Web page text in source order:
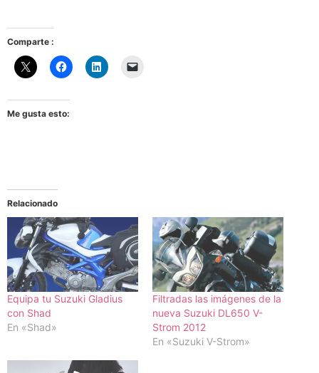
Comparte :
Me gusta esto:
Relacionado
Equipa tu Suzuki Gladius
con Shad
En «Shad»
Filtradas las imágenes de la
nueva Suzuki DL650 V-
Strom 2012
En «Suzuki V-Strom»